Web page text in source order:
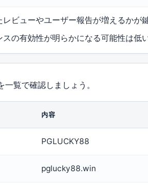
レビューやユーザー報告が増えるかが
スの有効性が明らかになる可能性は低
覧で確認しましょう。
内容
PGLUCKY88
pglucky88.win